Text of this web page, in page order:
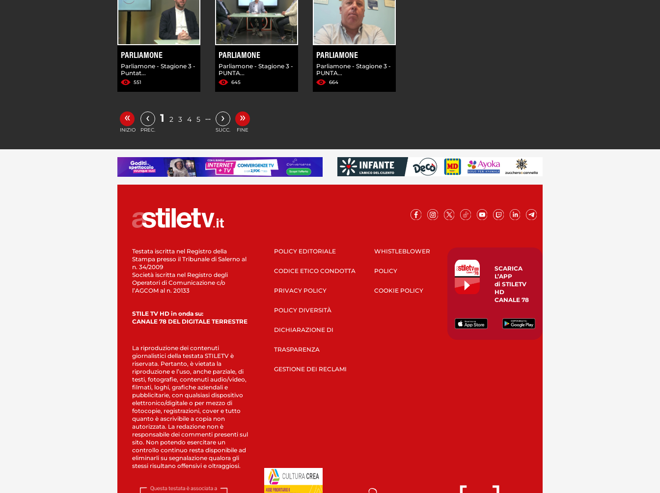
PARLIAMONE
Parliamone - Stagione 3 -
Puntat...
551
PARLIAMONE
Parliamone - Stagione 3 -
PUNTA...
645
PARLIAMONE
Parliamone - Stagione 3 -
PUNTA...
664
«
INIZIO
‹
PREC.
1 2 3 4 5 … ›
SUCC.
»
FINE
Testata iscritta nel Registro della
Stampa presso il Tribunale di Salerno al
n. 34/2009
Società iscritta nel Registro degli
Operatori di Comunicazione c/o
l’AGCOM al n. 20133
STILE TV HD in onda su:
CANALE 78 DEL DIGITALE TERRESTRE
La riproduzione dei contenuti
giornalistici della testata STILETV è
riservata. Pertanto, è vietata la
riproduzione e l’uso, anche parziale, di
testi, fotografie, contenuti audio/video,
filmati, loghi, grafiche aziendali e
pubblicitarie, con qualsiasi dispositivo
elettronico/digitale o per mezzo di
fotocopie, registrazioni, cover e tutto
quanto è ascrivibile a copia non
autorizzata. La redazione non è
responsabile dei commenti presenti sul
sito. Non potendo esercitare un
controllo continuo resta disponibile ad
eliminarli su segnalazione qualora gli
stessi risultano offensivi e oltraggiosi.
POLICY EDITORIALE
CODICE ETICO CONDOTTA
PRIVACY POLICY
POLICY DIVERSITÀ
DICHIARAZIONE DI
TRASPARENZA
GESTIONE DEI RECLAMI
WHISTLEBLOWER
POLICY
COOKIE POLICY
SCARICA
L’APP
di STILETV
HD
CANALE 78